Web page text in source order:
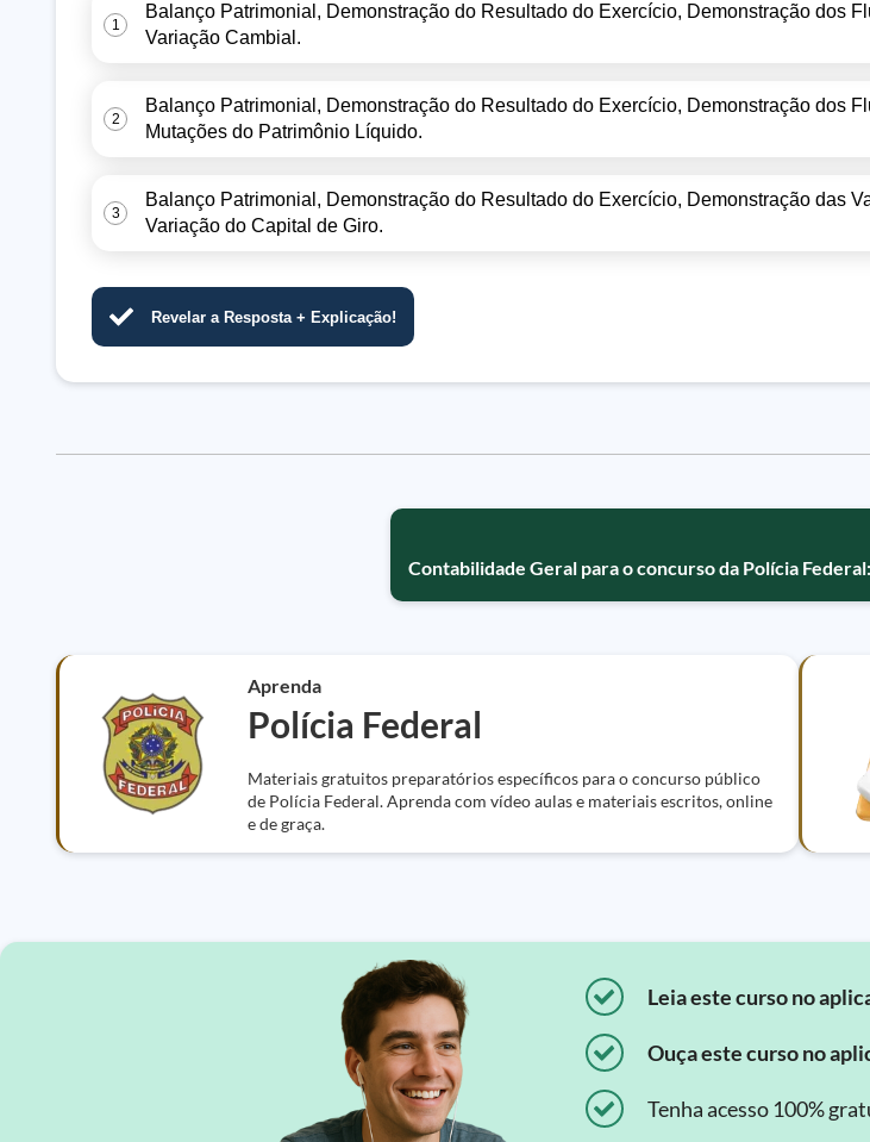
1
Balanço Patrimonial, Demonstração do Resultado do Exercício, Demonstração dos
Variação Cambial.
2
Balanço Patrimonial, Demonstração do Resultado do Exercício, Demonstração dos
Mutações do Patrimônio Líquido.
3
Balanço Patrimonial, Demonstração do Resultado do Exercício, Demonstração das
Variação do Capital de Giro.
Revelar a Resposta + Explicação!
Contabilidade Geral para o concurso da Polícia
Aprenda
Polícia Federal
Materiais gratuitos preparatórios específicos para o concurso público
de Polícia Federal. Aprenda com vídeo aulas e materiais escritos, online
e de graça.
Leia este curso no
Ouça este curso no
Tenha acesso 100%